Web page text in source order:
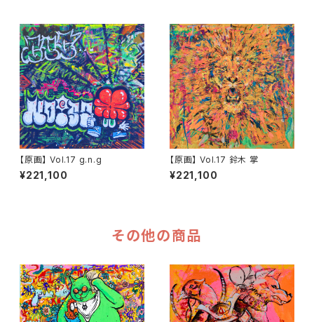
【原画】 Vol.17 g.n.g
¥221,100
【原画】 Vol.17 鈴木 掌
¥221,100
その他の商品